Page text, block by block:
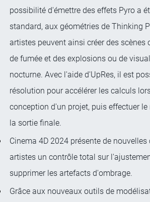
possibilité d'émettre des effets Pyro a
standard, aux géométries de Thinking
artistes peuvent ainsi créer des
de fumée et des explosions ou de
nocturne. Avec l'aide d'UpRes, il est
résolution pour accélérer les calculs
conception d'un projet, puis effectuer
la sortie finale.
Cinema 4D 2024 présente de
artistes un contrôle total sur
supprimer les artefacts d'ombrage.
Grâce aux nouveaux outils de